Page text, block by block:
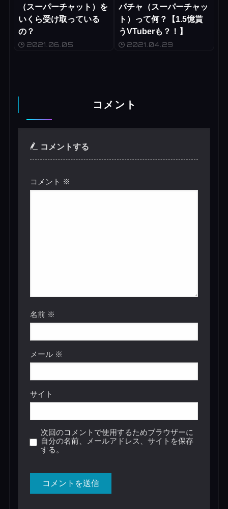
（スーパーチャット）を
いくら受け取っている
の？
2021.06.05
パチャ（スーパーチャッ
ト）って何？【1.5憶貰
うVTuberも？！】
2021.04.29
コメント
コメントする
コメント ※
名前 ※
メール ※
サイト
次回のコメントで使用するためブラウザーに
自分の名前、メールアドレス、サイトを保存
する。